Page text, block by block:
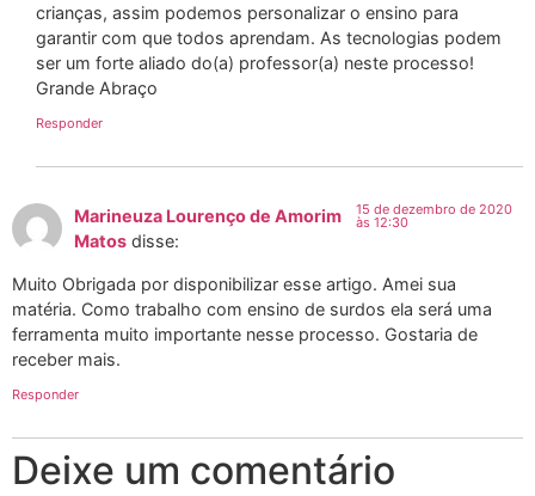
crianças, assim podemos personalizar o ensino para
garantir com que todos aprendam. As tecnologias podem
ser um forte aliado do(a) professor(a) neste processo!
Grande Abraço
Responder
Marineuza Lourenço de Amorim
Matos disse:
15 de dezembro de 2020
às 12:30
Muito Obrigada por disponibilizar esse artigo. Amei sua
matéria. Como trabalho com ensino de surdos ela será uma
ferramenta muito importante nesse processo. Gostaria de
receber mais.
Responder
Deixe um comentário